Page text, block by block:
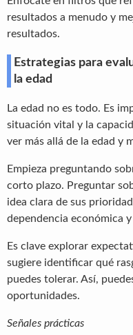
resultados a menudo y
resultados.
Estrategias para
la edad
La edad no es todo. Es
situación vital y la
ver más allá de la edad y
Empieza preguntando
corto plazo. Preguntar
idea clara de sus
dependencia económica
Es clave explorar
sugiere identificar qué
puedes tolerar. Así,
oportunidades.
Señales prácticas